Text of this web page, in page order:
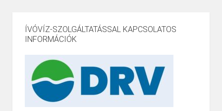
ÍVÓVÍZ-SZOLGÁLTATÁSSAL KAPCSOLATOS
INFORMÁCIÓK